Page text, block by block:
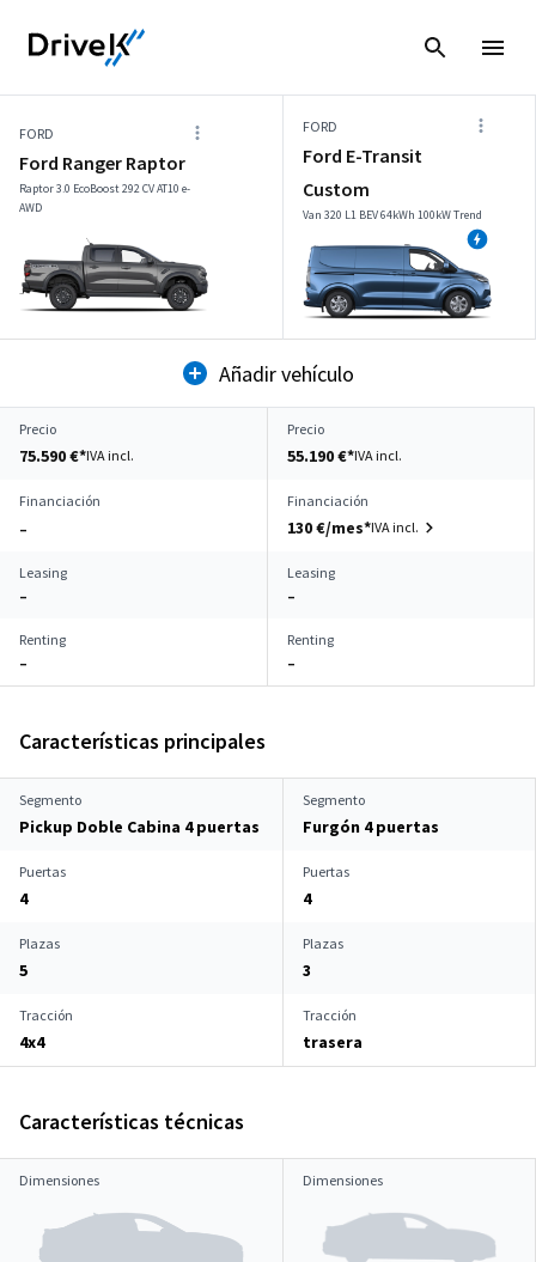
FORD
Ford Ranger Raptor
Raptor 3.0 EcoBoost 292 CV AT10 e-
AWD
FORD
Ford E-Transit
Custom
Van 320 L1 BEV 64kWh 100kW Trend
Añadir vehículo
Precio
75.590 €*IVA incl.
Precio
55.190 €*IVA incl.
Financiación
–
Financiación
130 €/mes*IVA incl.
Leasing
–
Leasing
–
Renting
–
Renting
–
Características principales
Segmento
Pickup Doble Cabina 4 puertas
Segmento
Furgón 4 puertas
Puertas
4
Puertas
4
Plazas
5
Plazas
3
Tracción
4x4
Tracción
trasera
Características técnicas
Dimensiones Dimensiones